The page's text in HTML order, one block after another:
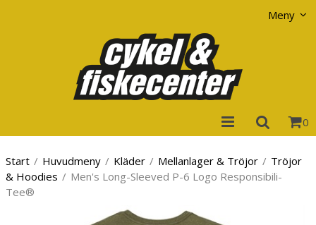
Meny
0
Start / Huvudmeny / Kläder / Mellanlager & Tröjor / Tröjor
& Hoodies / Men's Long-Sleeved P-6 Logo Responsibili-
Tee®